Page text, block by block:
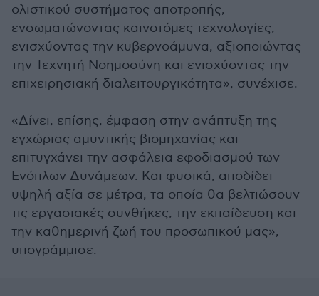
ολιστικού συστήματος αποτροπής,
ενσωματώνοντας καινοτόμες τεχνολογίες,
ενισχύοντας την κυβερνοάμυνα, αξιοποιώντας
την Τεχνητή Νοημοσύνη και ενισχύοντας την
επιχειρησιακή διαλειτουργικότητα», συνέχισε.
«Δίνει, επίσης, έμφαση στην ανάπτυξη της
εγχώριας αμυντικής βιομηχανίας και
επιτυγχάνει την ασφάλεια εφοδιασμού των
Ενόπλων Δυνάμεων. Και φυσικά, αποδίδει
υψηλή αξία σε μέτρα, τα οποία θα βελτιώσουν
τις εργασιακές συνθήκες, την εκπαίδευση και
την καθημερινή ζωή του προσωπικού μας»,
υπογράμμισε.